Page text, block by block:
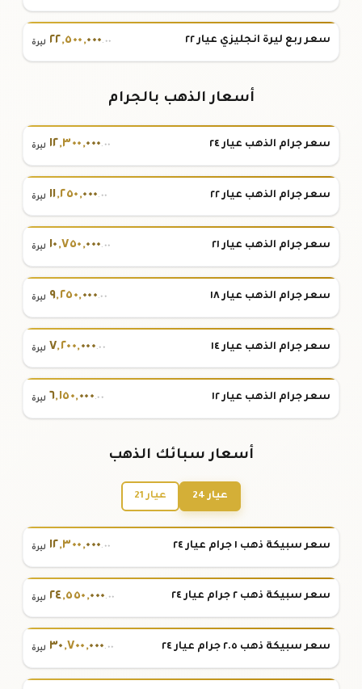
سعر ربع ليرة انجليزي عيار ٢٢ ٢٢,٥٠٠,٠٠٠.٠٠ ليرة
أسعار الذهب بالجرام
سعر جرام الذهب عيار ٢٤ ١٢,٣٠٠,٠٠٠.٠٠ ليرة
سعر جرام الذهب عيار ٢٢ ١١,٢٥٠,٠٠٠.٠٠ ليرة
سعر جرام الذهب عيار ٢١ ١٠,٧٥٠,٠٠٠.٠٠ ليرة
سعر جرام الذهب عيار ١٨ ٩,٢٥٠,٠٠٠.٠٠ ليرة
سعر جرام الذهب عيار ١٤ ٧,٢٠٠,٠٠٠.٠٠ ليرة
سعر جرام الذهب عيار ١٢ ٦,١٥٠,٠٠٠.٠٠ ليرة
أسعار سبائك الذهب
عيار 24 عيار 21
سعر سبيكة ذهب ١ جرام عيار ٢٤ ١٢,٣٠٠,٠٠٠.٠٠ ليرة
سعر سبيكة ذهب ٢ جرام عيار ٢٤ ٢٤,٥٥٠,٠٠٠.٠٠ ليرة
سعر سبيكة ذهب ٢.٥ جرام عيار ٢٤ ٣٠,٧٠٠,٠٠٠.٠٠ ليرة